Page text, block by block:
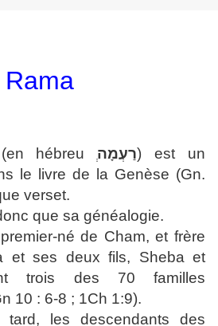
Rama
hébreu ְרַעְמָה) est un
le livre de la Genèse (Gn.
verset.
que sa généalogie.
né de Cham, et frère
et ses deux fils, Sheba et
trois des 70 familles
10 : 6-8 ; 1Ch 1:9).
tard, les descendants des